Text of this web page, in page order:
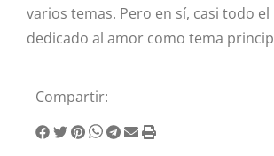
varios temas. Pero en sí, casi todo
dedicado al amor como tema
Compartir: